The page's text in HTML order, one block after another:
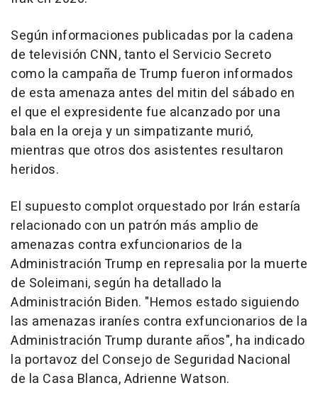
Según informaciones publicadas por la cadena
de televisión CNN, tanto el Servicio Secreto
como la campaña de Trump fueron informados
de esta amenaza antes del mitin del sábado en
el que el expresidente fue alcanzado por una
bala en la oreja y un simpatizante murió,
mientras que otros dos asistentes resultaron
heridos.
El supuesto complot orquestado por Irán estaría
relacionado con un patrón más amplio de
amenazas contra exfuncionarios de la
Administración Trump en represalia por la muerte
de Soleimani, según ha detallado la
Administración Biden. "Hemos estado siguiendo
las amenazas iraníes contra exfuncionarios de la
Administración Trump durante años", ha indicado
la portavoz del Consejo de Seguridad Nacional
de la Casa Blanca, Adrienne Watson.